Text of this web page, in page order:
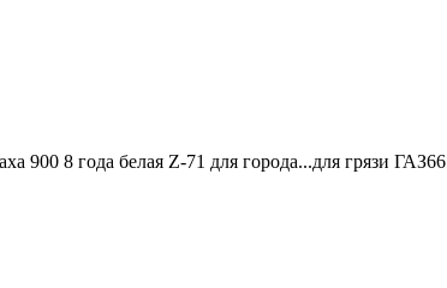
900 8 года белая Z-71 для города...для грязи ГАЗ66